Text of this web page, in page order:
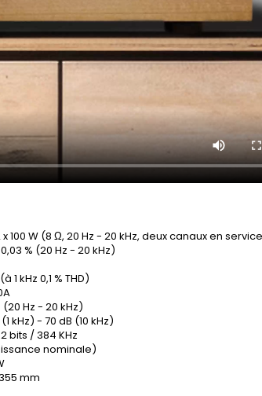
100 W (8 Ω, 20 Hz - 20 kHz, deux canaux en
% (20 Hz - 20 kHz)
1 kHz 0,1 % THD)
Hz - 20 kHz)
kHz) - 70 dB (10 kHz)
bits / 384 KHz
nominale)
mm